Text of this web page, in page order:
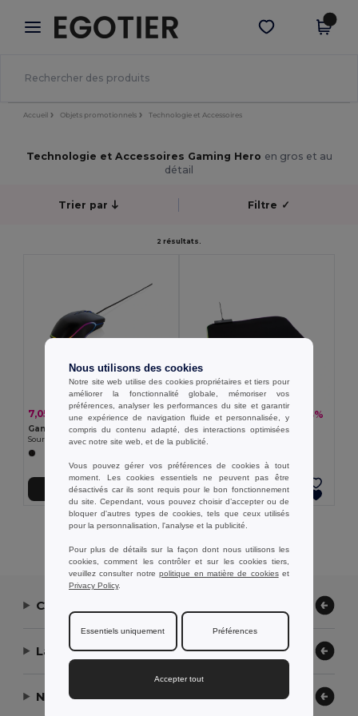
× Appli Egotier
Meilleurs prix sur l’app !
Obtenir l'appli
Accueil Objets promotionnels Technologie et Accessoires
Technologie et Accessoires Gaming Hero en gros et au
détail
Trier par Filtre ✓
2 résultats.
7,05 € -23%
Gaming Hero P300.16
Souris de jeu RVB
Ajouter au Panier
7,05 € 9,18 € -23%
Gaming Hero P300.20
Tapis de souris de jeu RGB
Ajouter au Panier
Affichage De Tous Les Produits.
Contactez-nous
Laissez-nous vous aider
Notre entreprise
Nous utilisons des cookies
Notre site web utilise des cookies propriétaires et tiers pour
améliorer la fonctionnalité globale, mémoriser vos
préférences, analyser les performances du site et garantir
une expérience de navigation fluide et personnalisée, y
compris du contenu adapté, des interactions optimisées
avec notre site web, et de la publicité.
Vous pouvez gérer vos préférences de cookies à tout
moment. Les cookies essentiels ne peuvent pas être
désactivés car ils sont requis pour le bon fonctionnement
du site. Cependant, vous pouvez choisir d’accepter ou de
bloquer d'autres types de cookies, tels que ceux utilisés
pour la personnalisation, l'analyse et la publicité.
Pour plus de détails sur la façon dont nous utilisons les
cookies, comment les contrôler et sur les cookies tiers,
veuillez consulter notrepolitique en matière de cookieset
Privacy Policy.
Essentiels uniquement Préférences
Accepter tout